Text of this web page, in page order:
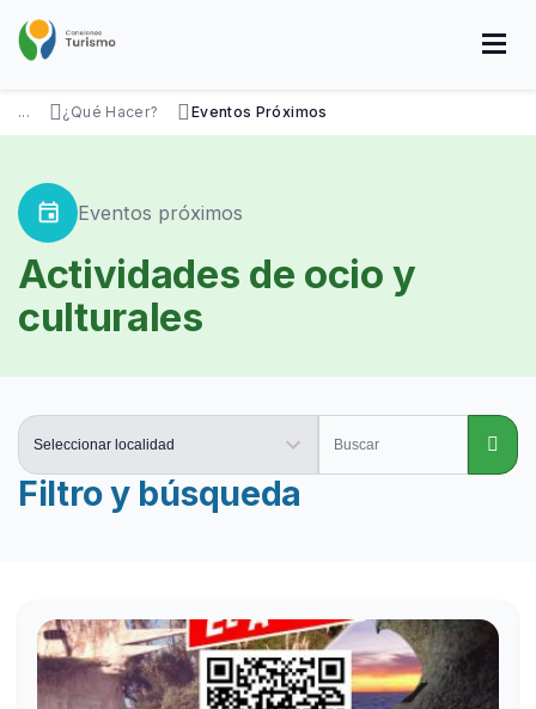
contenido
SOBRE NOSOTROS
DISFRUTÁ
VISITÁ
DATOS ÚTILES
... ¿Qué Hacer? Eventos Próximos
event Eventos próximos
Actividades de ocio y
culturales
Filtro y búsqueda